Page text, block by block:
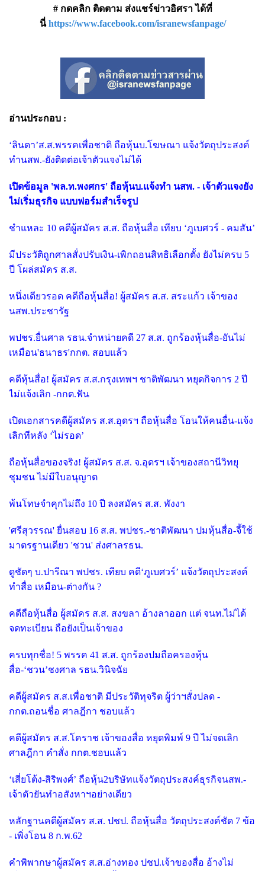
# กดคลิก ติดตาม ส่งแชร์ข่าวอิศรา ได้ที่
นี่https://www.facebook.com/isranewsfanpage/
อ่านประกอบ :
‘ลินดา’ส.ส.พรรคเพื่อชาติ ถือหุ้นบ.โฆษณา แจ้งวัตถุประสงค์
ทำนสพ.-ยังติดต่อเจ้าตัวแจงไม่ได้
เปิดข้อมูล 'พล.ท.พงศกร' ถือหุ้นบ.แจ้งทำ นสพ. - เจ้าตัวแจงยัง
ไม่เริ่มธุรกิจ แบบฟอร์มสำเร็จรูป
ชำแหละ 10 คดีผู้สมัคร ส.ส. ถือหุ้นสื่อ เทียบ ‘ภูเบศวร์ - คมสัน’
มีประวัติถูกศาลสั่งปรับเงิน-เพิกถอนสิทธิเลือกตั้ง ยังไม่ครบ 5
ปี โผล่สมัคร ส.ส.
หนึ่งเดียวรอด คดีถือหุ้นสื่อ! ผู้สมัคร ส.ส. สระแก้ว เจ้าของ
นสพ.ประชารัฐ
พปชร.ยื่นศาล รธน.จำหน่ายคดี 27 ส.ส. ถูกร้องหุ้นสื่อ-ยันไม่
เหมือน'ธนาธร'กกต. สอบแล้ว
คดีหุ้นสื่อ! ผู้สมัคร ส.ส.กรุงเทพฯ ชาติพัฒนา หยุดกิจการ 2 ปี
ไม่แจ้งเลิก -กกต.ฟัน
เปิดเอกสารคดีผู้สมัคร ส.ส.อุดรฯ ถือหุ้นสื่อ โอนให้คนอื่น-แจ้ง
เลิกทีหลัง ‘ไม่รอด’
ถือหุ้นสื่อของจริง! ผู้สมัคร ส.ส. จ.อุดรฯ เจ้าของสถานีวิทยุ
ชุมชน ไม่มีใบอนุญาต
พ้นโทษจำคุกไม่ถึง 10 ปี ลงสมัคร ส.ส. พังงา
'ศรีสุวรรณ' ยื่นสอบ 16 ส.ส. พปชร.-ชาติพัฒนา ปมหุ้นสื่อ-จี้ใช้
มาตรฐานเดียว 'ชวน' ส่งศาลรธน.
ดูชัดๆ บ.ปารีณา พปชร. เทียบ คดี‘ภูเบศวร์’ แจ้งวัตถุประสงค์
ทำสื่อ เหมือน-ต่างกัน ?
คดีถือหุ้นสื่อ ผู้สมัคร ส.ส. สงขลา อ้างลาออก แต่ จนท.ไม่ได้
จดทะเบียน ถือยังเป็นเจ้าของ
ครบทุกชื่อ! 5 พรรค 41 ส.ส. ถูกร้องปมถือครองหุ้น
สื่อ-‘ชวน’ชงศาล รธน.วินิจฉัย
คดีผู้สมัคร ส.ส.เพื่อชาติ มีประวัติทุจริต ผู้ว่าฯสั่งปลด -
กกต.ถอนชื่อ ศาลฎีกา ชอบแล้ว
คดีผู้สมัคร ส.ส.โคราช เจ้าของสื่อ หยุดพิมพ์ 9 ปี ไม่จดเลิก
ศาลฎีกา คำสั่ง กกต.ชอบแล้ว
‘เสี่ยโต้ง-สิริพงศ์’ ถือหุ้น2บริษัทแจ้งวัตถุประสงค์ธุรกิจนสพ.-
เจ้าตัวยันทำอสังหาฯอย่างเดียว
หลักฐานคดีผู้สมัคร ส.ส. ปชป. ถือหุ้นสื่อ วัตถุประสงค์ชัด 7 ข้อ
- เพิ่งโอน 8 ก.พ.62
คำพิพากษาผู้สมัคร ส.ส.อ่างทอง ปชป.เจ้าของสื่อ อ้างไม่